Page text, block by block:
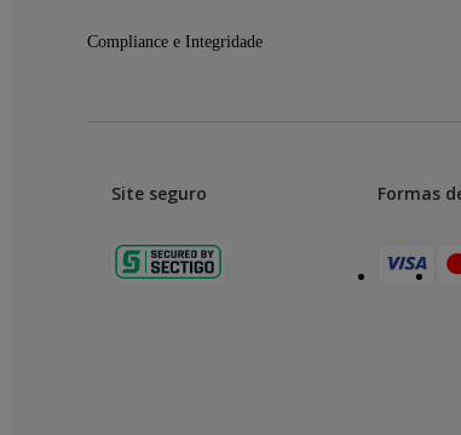
Compliance e Integridade
Site seguro Formas